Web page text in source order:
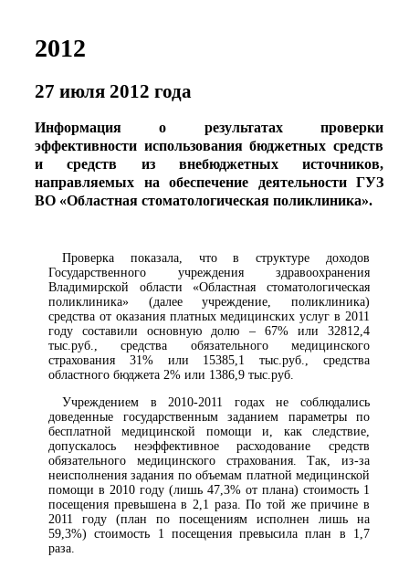
2012
27 июля 2012 года
Информация о результатах проверки
эффективности использования бюджетных средств
и средств из внебюджетных источников,
направляемых на обеспечение деятельности ГУЗ
ВО «Областная стоматологическая поликлиника».
Проверка показала, что в структуре доходов
Государственного учреждения здравоохранения
Владимирской области «Областная стоматологическая
поликлиника» (далее учреждение, поликлиника)
средства от оказания платных медицинских услуг в 2011
году составили основную долю – 67% или 32812,4
тыс.руб., средства обязательного медицинского
страхования 31% или 15385,1 тыс.руб., средства
областного бюджета 2% или 1386,9 тыс.руб.
Учреждением в 2010-2011 годах не соблюдались
доведенные государственным заданием параметры по
бесплатной медицинской помощи и, как следствие,
допускалось неэффективное расходование средств
обязательного медицинского страхования. Так, из-за
неисполнения задания по объемам платной медицинской
помощи в 2010 году (лишь 47,3% от плана) стоимость 1
посещения превышена в 2,1 раза. По той же причине в
2011 году (план по посещениям исполнен лишь на
59,3%) стоимость 1 посещения превысила план в 1,7
раза.